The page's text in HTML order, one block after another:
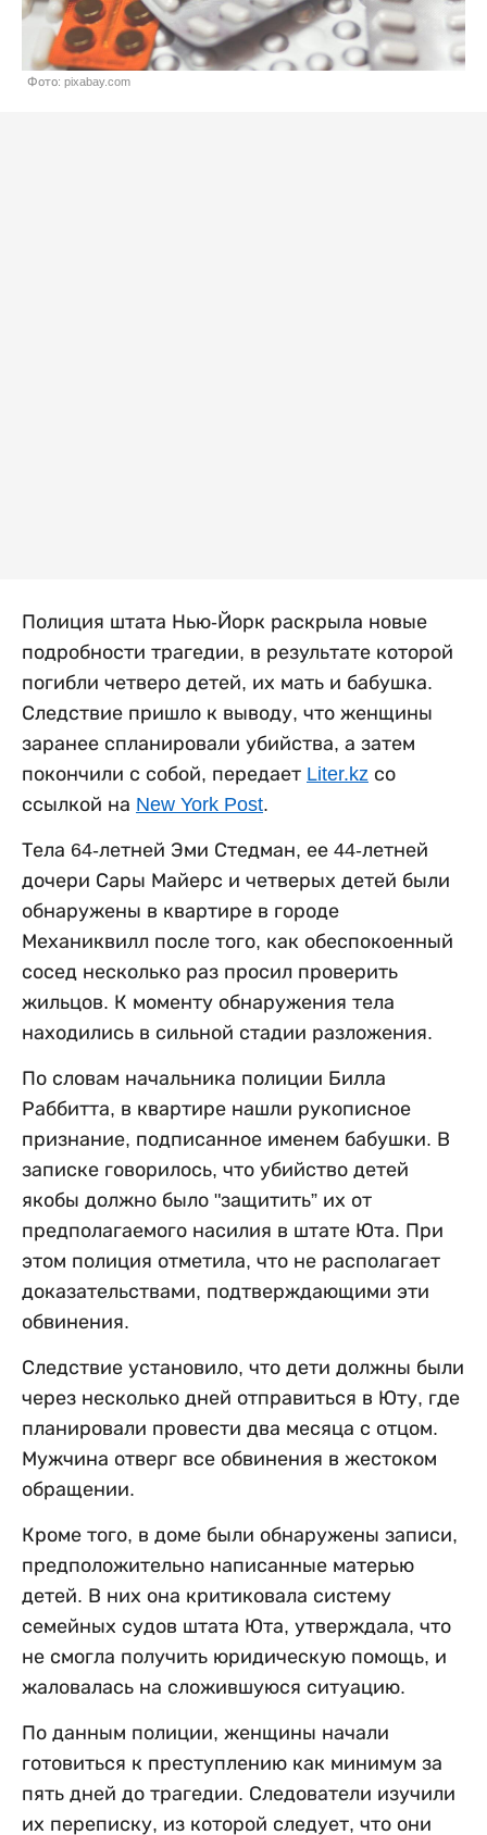
Фото: pixabay.com
Полиция штата Нью-Йорк раскрыла новые
подробности трагедии, в результате которой
погибли четверо детей, их мать и бабушка.
Следствие пришло к выводу, что женщины
заранее спланировали убийства, а затем
покончили с собой, передает Liter.kz со
ссылкой на New York Post.
Тела 64-летней Эми Стедман, ее 44-летней
дочери Сары Майерс и четверых детей были
обнаружены в квартире в городе
Механиквилл после того, как обеспокоенный
сосед несколько раз просил проверить
жильцов. К моменту обнаружения тела
находились в сильной стадии разложения.
По словам начальника полиции Билла
Раббитта, в квартире нашли рукописное
признание, подписанное именем бабушки. В
записке говорилось, что убийство детей
якобы должно было "защитить” их от
предполагаемого насилия в штате Юта. При
этом полиция отметила, что не располагает
доказательствами, подтверждающими эти
обвинения.
Следствие установило, что дети должны были
через несколько дней отправиться в Юту, где
планировали провести два месяца с отцом.
Мужчина отверг все обвинения в жестоком
обращении.
Кроме того, в доме были обнаружены записи,
предположительно написанные матерью
детей. В них она критиковала систему
семейных судов штата Юта, утверждала, что
не смогла получить юридическую помощь, и
жаловалась на сложившуюся ситуацию.
По данным полиции, женщины начали
готовиться к преступлению как минимум за
пять дней до трагедии. Следователи изучили
их переписку, из которой следует, что они